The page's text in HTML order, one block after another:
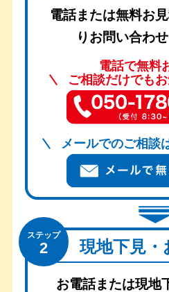
電話または無料お
りお問い合わせ
電話で無料
ご相談だけでも
メールでのご相談
ステップ
2 現地下見・
お電話または現地